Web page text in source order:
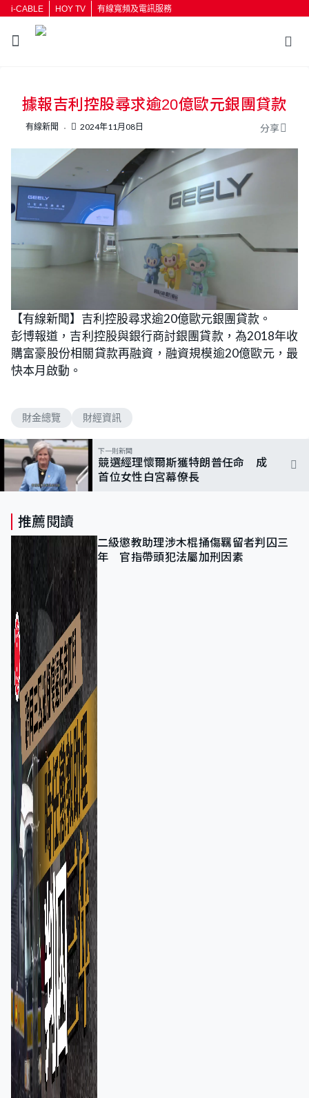
i-CABLE HOY TV 有線寬頻及電訊服務
據報吉利控股尋求逾20億歐元銀團貸款
有線新聞 2024年11月08日 分享
【有線新聞】吉利控股尋求逾20億歐元銀團貸款。
彭博報道，吉利控股與銀行商討銀團貸款，為2018年收
購富豪股份相關貸款再融資，融資規模逾20億歐元，最
快本月啟動。
財金總覽 財經資訊
下一則新聞
競選經理懷爾斯獲特朗普任命 成
首位女性白宮幕僚長
推薦閱讀
二級懲教助理涉木棍捅傷羈留者判囚三
年 官指帶頭犯法屬加刑因素